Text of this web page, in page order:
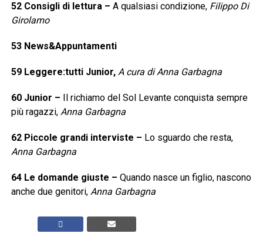
52 Consigli di lettura– A qualsiasi condizione, Filippo Di
Girolamo
53 News&Appuntamenti
59 Leggere:tutti Junior, A cura di Anna Garbagna
60 Junior –
Il richiamo del Sol Levante conquista sempre
più ragazzi, Anna Garbagna
62 Piccole grandi interviste – Lo sguardo che resta,
Anna Garbagna
64 Le domande giuste – Quando nasce un figlio, nascono
anche due genitori, Anna Garbagna